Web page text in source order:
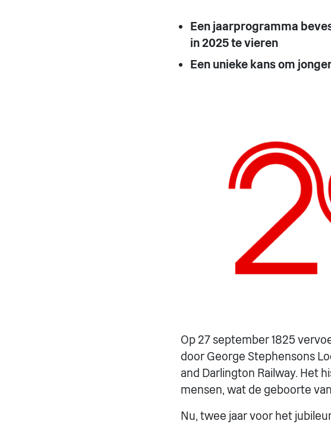
Een jaarprogramma
in 2025 te vieren
Een unieke kans om
Op 27 september 1825
door George Stephensons
and Darlington Railway. Het
mensen, wat de geboorte
Nu, twee jaar voor het